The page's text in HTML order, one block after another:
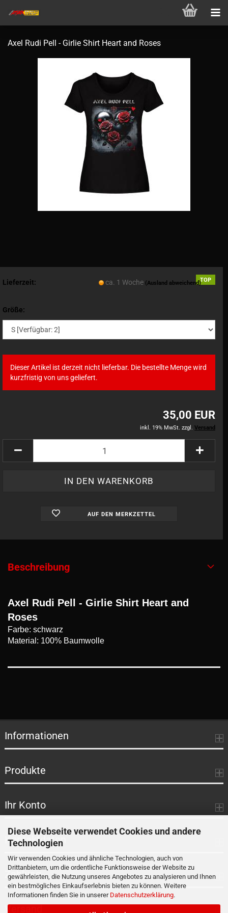
Diese Webseite verwendet Cookies und andere
Technologien
Wir verwenden Cookies und ähnliche Technologien, auch von
Drittanbietern, um die ordentliche Funktionsweise der Website zu
gewährleisten, die Nutzung unseres Angebotes zu analysieren und Ihnen
ein bestmögliches Einkaufserlebnis bieten zu können. Weitere
Informationen finden Sie in unserer Datenschutzerklärung.
Axel Rudi Pell - Girlie Shirt Heart and Roses
TOP
Lieferzeit: ca. 1 Woche (Ausland abweichend)
Größe:
Dieser Artikel ist derzeit nicht lieferbar. Die bestellte Menge wird
kurzfristig von uns geliefert.
35,00 EUR
inkl. 19% MwSt. zzgl. Versand
AUF DEN MERKZETTEL
Beschreibung
Axel Rudi Pell - Girlie Shirt Heart and
Roses
Farbe: schwarz
Material: 100% Baumwolle
Informationen
Produkte
Ihr Konto
Kontaktdaten
Zahlung
Versand